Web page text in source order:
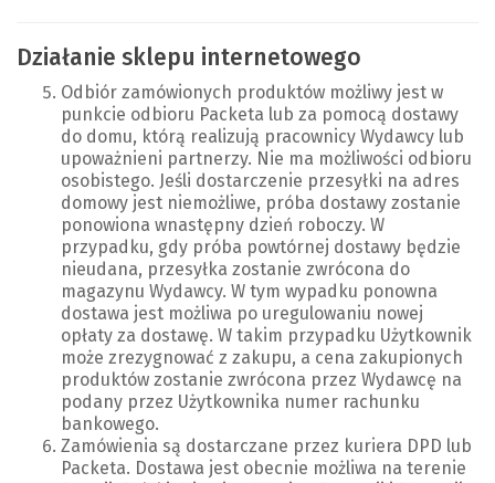
Działanie sklepu internetowego
Odbiór zamówionych produktów możliwy jest w
punkcie odbioru Packeta lub za pomocą dostawy
do domu, którą realizują pracownicy Wydawcy lub
upoważnieni partnerzy. Nie ma możliwości odbioru
osobistego. Jeśli dostarczenie przesyłki na adres
domowy jest niemożliwe, próba dostawy zostanie
ponowiona wnastępny dzień roboczy. W
przypadku, gdy próba powtórnej dostawy będzie
nieudana, przesyłka zostanie zwrócona do
magazynu Wydawcy. W tym wypadku ponowna
dostawa jest możliwa po uregulowaniu nowej
opłaty za dostawę. W takim przypadku Użytkownik
może zrezygnować z zakupu, a cena zakupionych
produktów zostanie zwrócona przez Wydawcę na
podany przez Użytkownika numer rachunku
bankowego.
Zamówienia są dostarczane przez kuriera DPD lub
Packeta. Dostawa jest obecnie możliwa na terenie